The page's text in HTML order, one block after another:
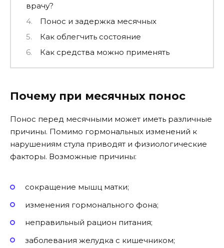
врачу?
Понос и задержка месячных
Как облегчить состояние
Как средства можно применять
Почему при месячных понос
Понос перед месячными может иметь различные
причины. Помимо гормональных изменений к
нарушениям стула приводят и физиологические
факторы. Возможные причины:
сокращение мышц матки;
изменения гормонального фона;
неправильный рацион питания;
заболевания желудка с кишечником;